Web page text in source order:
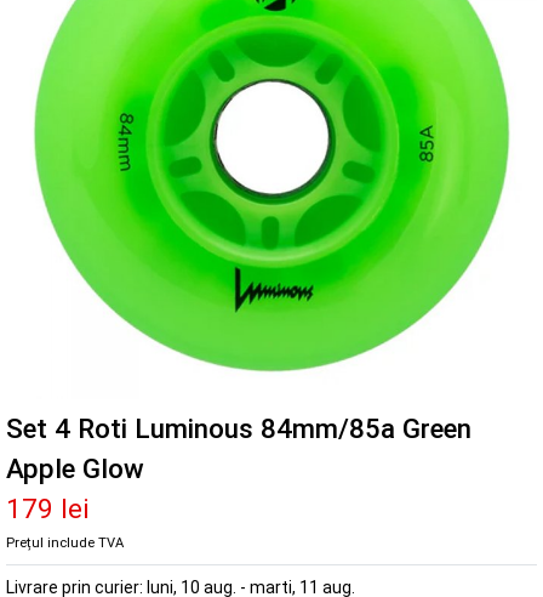
Set 4 Roti Luminous 84mm/85a Green
Apple Glow
179 lei
Prețul include TVA
Livrare prin curier: luni, 10 aug. - marti, 11 aug.